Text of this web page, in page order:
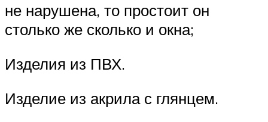
не нарушена, то простоит он
столько же сколько и окна;
Изделия из ПВХ.
Изделие из акрила с глянцем.